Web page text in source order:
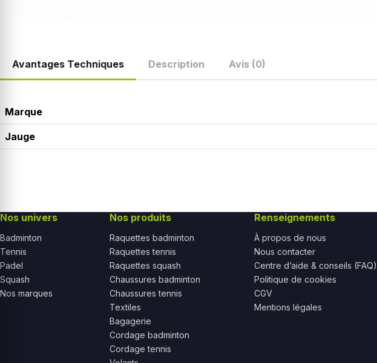
Avantages Techniques Description Avis (0)
Marque
Jauge
Nos univers
Badminton
Tennis
Padel
Squash
Nos marques
Nos produits
Raquettes badminton
Raquettes tennis
Raquettes squash
Chaussures badminton
Chaussures tennis
Textiles
Bagagerie
Cordage badminton
Cordage tennis
Renseignements
À propos de nous
Nous contacter
Centre d’aide & conseils (FAQ)
Politique de cookies
CGV
Mentions légales